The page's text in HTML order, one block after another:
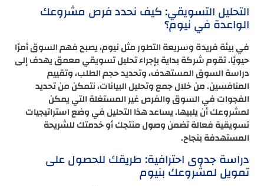
التحليل التسويقي: كيف نحدد فرص مشروعك
الواعدة في نيوم؟
في بيئة فريدة وسريعة التطور مثل نيوم، يصبح فهم السوق أمرًا
حيويًا. تقوم شركة بداية بإجراء تحليل تسويقي معمق يهدف إلى
دراسة السوق المستهدف، وتحديد حجم الطلب، وتقييم
المنافسين. من خلال جمع وتحليل البيانات، نتمكن من تحديد
الفجوات في السوق والفرص غير المستغلة التي يمكن
لمشروعك أن يلبيها. يساعد هذا التحليل في وضع استراتيجيات
تسويقية فعالة تضمن وصول منتجك أو خدمتك للشريحة
المستهدفة بنجاح.
دراسة جدوى احترافية: طريقك للحصول على
تمويل لمشروعك بنيوم